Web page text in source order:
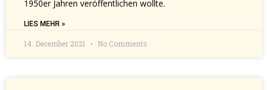
1950er Jahren veröffentlichen wollte.
LIES MEHR »
14. December 2021 No Comments